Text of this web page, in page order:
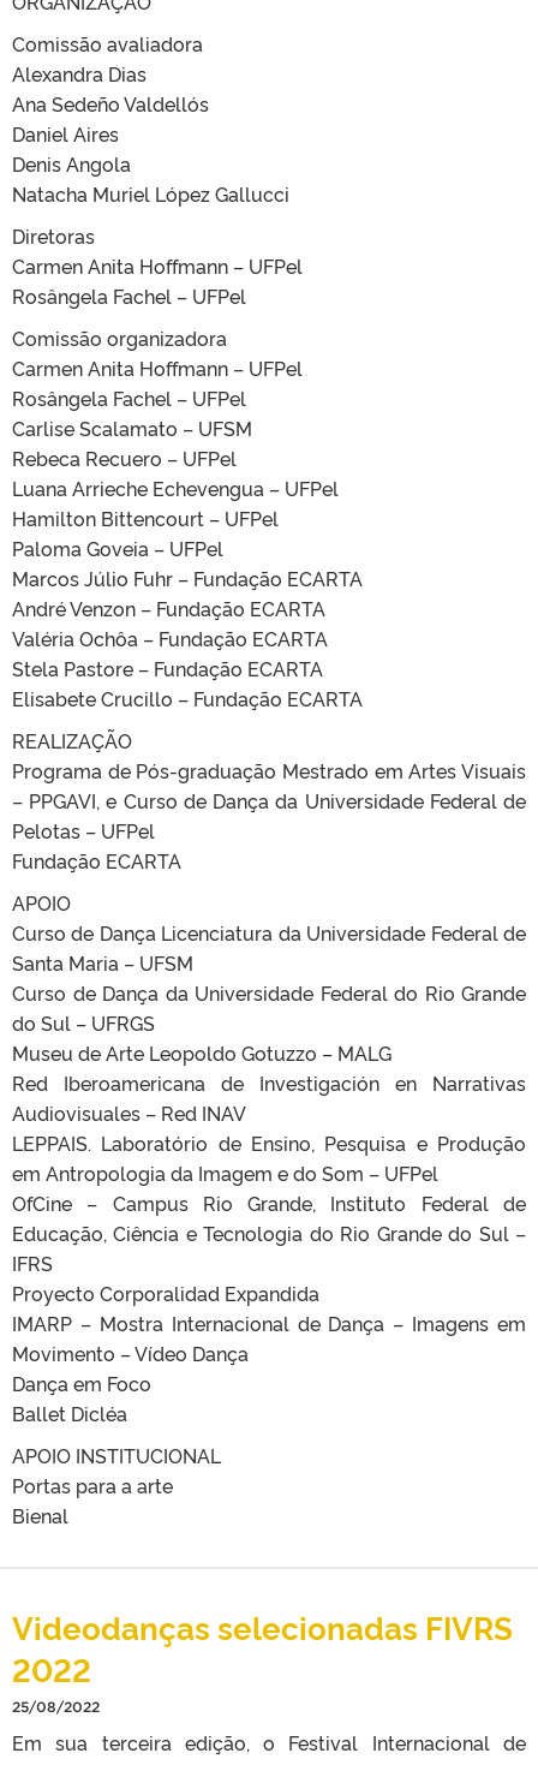
Comissão avaliadora
Alexandra Dias
Ana Sedeño Valdellós
Daniel Aires
Denis Angola
Natacha Muriel López Gallucci
Diretoras
Carmen Anita Hoffmann – UFPel
Rosângela Fachel – UFPel
Comissão organizadora
Carmen Anita Hoffmann – UFPel
Rosângela Fachel – UFPel
Carlise Scalamato – UFSM
Rebeca Recuero – UFPel
Luana Arrieche Echevengua – UFPel
Hamilton Bittencourt – UFPel
Paloma Goveia – UFPel
Marcos Júlio Fuhr – Fundação ECARTA
André Venzon – Fundação ECARTA
Valéria Ochôa – Fundação ECARTA
Stela Pastore – Fundação ECARTA
Elisabete Crucillo – Fundação ECARTA
REALIZAÇÃO
Programa de Pós-graduação Mestrado em Artes Visuais
– PPGAVI, e Curso de Dança da Universidade Federal de
Pelotas – UFPel
Fundação ECARTA
APOIO
Curso de Dança Licenciatura da Universidade Federal de
Santa Maria – UFSM
Curso de Dança da Universidade Federal do Rio Grande
do Sul – UFRGS
Museu de Arte Leopoldo Gotuzzo – MALG
Red Iberoamericana de Investigación en Narrativas
Audiovisuales – Red INAV
LEPPAIS. Laboratório de Ensino, Pesquisa e Produção
em Antropologia da Imagem e do Som – UFPel
OfCine – Campus Rio Grande, Instituto Federal de
Educação, Ciência e Tecnologia do Rio Grande do Sul –
IFRS
Proyecto Corporalidad Expandida
IMARP – Mostra Internacional de Dança – Imagens em
Movimento – Vídeo Dança
Dança em Foco
Ballet Dicléa
APOIO INSTITUCIONAL
Portas para a arte
Bienal
Videodanças selecionadas FIVRS
2022
25/08/2022
Em sua terceira edição, o Festival Internacional de